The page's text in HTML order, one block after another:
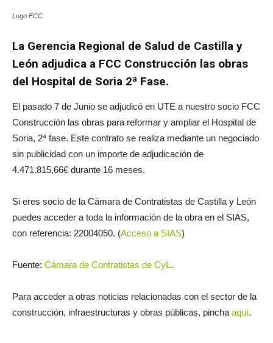
Logo FCC
La Gerencia Regional de Salud de Castilla y
León adjudica a FCC Construcción las obras
del Hospital de Soria 2ª Fase.
El pasado 7 de Junio se adjudicó en UTE a nuestro socio FCC
Construcción las obras para reformar y ampliar el Hospital de
Soria, 2ª fase. Este contrato se realiza mediante un negociado
sin publicidad con un importe de adjudicación de
4.471.815,66€ durante 16 meses.
Si eres socio de la Cámara de Contratistas de Castilla y León
puedes acceder a toda la información de la obra en el SIAS,
con referencia: 22004050. (Acceso a SIAS)
Fuente: Cámara de Contratistas de CyL.
Para acceder a otras noticias relacionadas con el sector de la
construcción, infraestructuras y obras públicas, pincha aquí.